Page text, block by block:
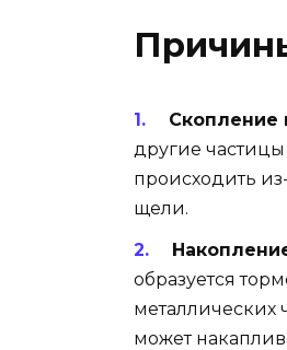
Скопление
другие частицы
происходить
щели.
образуется
металлических
может